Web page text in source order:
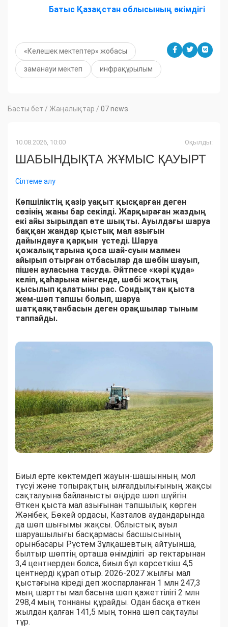
Батыс Қазақстан облысының әкімдігі
«Келешек мектептер» жобасы
заманауи мектеп инфрақұрылым
Басты бет / Жаңалықтар / 07 news
10.08.2026, 10:00 Оқылды:
ШАБЫНДЫҚТА ЖҰМЫС ҚАУЫРТ
Сілтеме алу
Көпшіліктің қазір уақыт қысқарған деген
сөзінің жаны бар секілді. Жарқыраған жаздың
екі айы зырылдап өте шықты. Ауылдағы шаруа
баққан жандар қыстық мал азығын
дайындауға қарқын үстеді. Шаруа
қожалықтарына қоса шай-суын малмен
айырып отырған отбасылар да шөбін шауып,
пішен ауласына тасуда. Әйтпесе «кәрі құда»
келіп, қаһарына мінгенде, шөбі жоқтың
қысылып қалатыны рас. Сондықтан қыста
жем-шөп тапшы болып, шаруа
шатқаяқтанбасын деген орақшылар тыным
таппайды.
Биыл ерте көктемдегі жауын-шашынның мол
түсуі және топырақтың ылғалдылығының жақсы
сақталуына байланысты өңірде шөп шүйгін.
Өткен қыста мал азығынан тапшылық көрген
Жәнібек, Бөкей ордасы, Казталов аудандарында
да шөп шығымы жақсы. Облыстық ауыл
шаруашылығы басқармасы басшысының
орынбасары Рүстем Зұлқашевтың айтуынша,
былтыр шөптің орташа өнімділігі әр гектарынан
3,4 центнерден болса, биыл бұл көрсеткіш 4,5
центнерді құрап отыр. 2026-2027 жылғы мал
қыстағына кіреді деп жоспарланған 1 млн 247,3
мың шартты мал басына шөп қажеттілігі 2 млн
298,4 мың тоннаны құрайды. Одан басқа өткен
жылдан қалған 141,5 мың тонна шөп сақтаулы
тұр.